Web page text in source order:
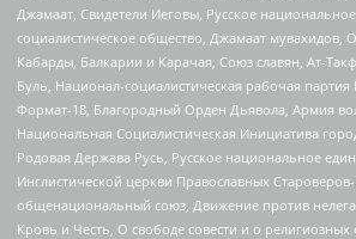
Джамаат, Свидетели Иеговы, Русское
социалистическое общество, Джамаат мувахидов,
Кабарды, Балкарии и Карачая, Союз славян, Ат-
Буль, Национал-социалистическая рабочая партия
Формат-18, Благородный Орден Дьявола, Армия
Национальная Социалистическая Инициатива
Родовая Держава Русь, Русское национальное
Инглистической церкви Православных
общенациональный союз, Движение против
Кровь и Честь, О свободе совести и о